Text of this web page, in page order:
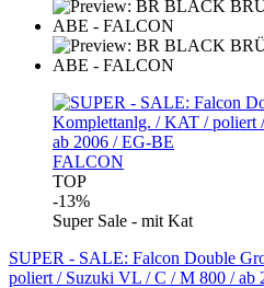
FALCON
TOP
-13%
Super Sale - mit Kat
SUPER - SALE: Falcon Double
poliert / Suzuki VL / C / M 800 / ab